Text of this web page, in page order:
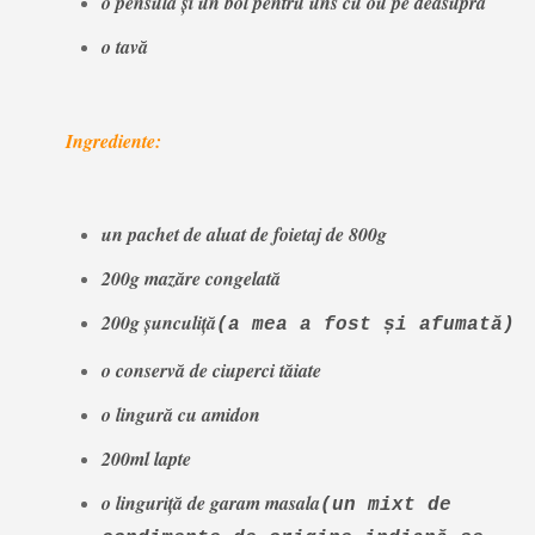
o tavă
Ingrediente:
un pachet de aluat de foietaj de 800g
200g mazăre congelată
200g șunculiță(a mea a fost și afumată)
o conservă de ciuperci tăiate
o lingură cu amidon
200ml lapte
o linguriță de garam masala(un mixt de